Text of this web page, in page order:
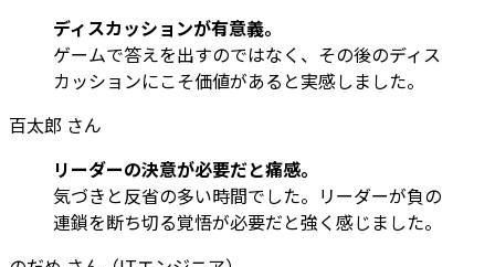
ディスカッションが有意義。
ゲームで答えを出すのではなく、その後のディス
カッションにこそ価値があると実感しました。
百太郎 さん
リーダーの決意が必要だと痛感。
気づきと反省の多い時間でした。リーダーが負の
連鎖を断ち切る覚悟が必要だと強く感じました。